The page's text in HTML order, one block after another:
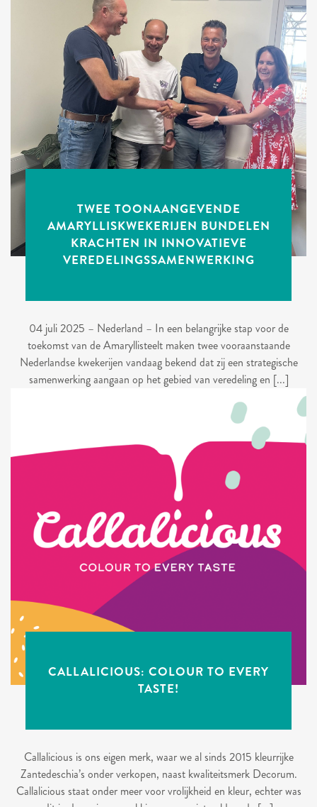
TWEE TOONAANGEVENDE
AMARYLLISKWEKERIJEN BUNDELEN
KRACHTEN IN INNOVATIEVE
VEREDELINGSSAMENWERKING
04 juli 2025 – Nederland – In een belangrijke stap voor de
toekomst van de Amaryllisteelt maken twee vooraanstaande
Nederlandse kwekerijen vandaag bekend dat zij een strategische
samenwerking aangaan op het gebied van veredeling en [...]
CALLALICIOUS: COLOUR TO EVERY
TASTE!
Callalicious is ons eigen merk, waar we al sinds 2015 kleurrijke
Zantedeschia’s onder verkopen, naast kwaliteitsmerk Decorum.
Callalicious staat onder meer voor vrolijkheid en kleur, echter was